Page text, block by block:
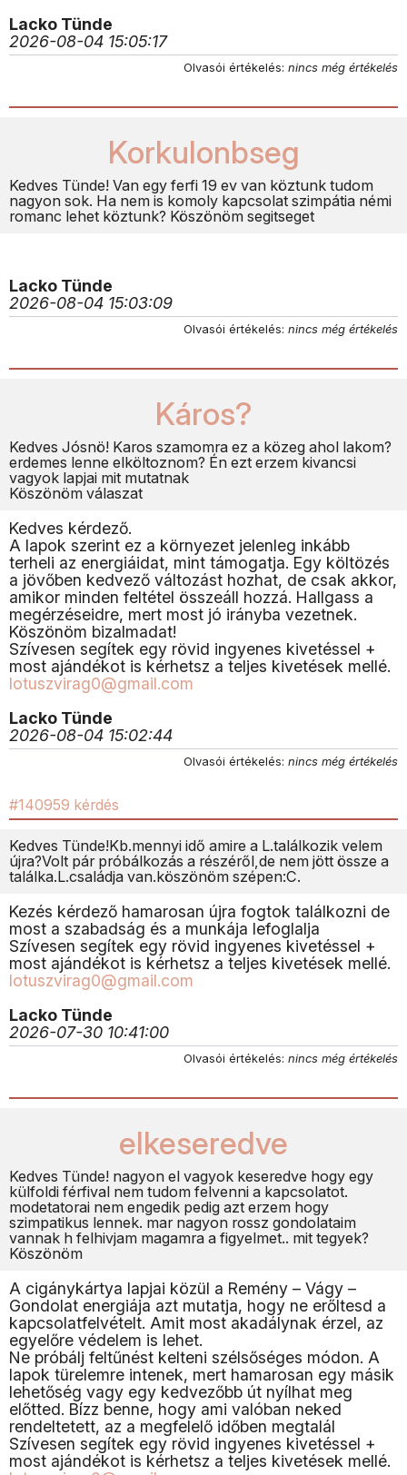
Lacko Tünde
2026-08-04 15:05:17
Olvasói értékelés: nincs még értékelés
Korkulonbseg
Kedves Tünde! Van egy ferfi 19 ev van köztunk tudom
nagyon sok. Ha nem is komoly kapcsolat szimpátia némi
romanc lehet köztunk? Köszönöm segitseget
Lacko Tünde
2026-08-04 15:03:09
Olvasói értékelés: nincs még értékelés
Káros?
Kedves Jósnö! Karos szamomra ez a közeg ahol lakom?
erdemes lenne elköltoznom? Én ezt erzem kivancsi
vagyok lapjai mit mutatnak
Köszönöm válaszat
Kedves kérdező.
A lapok szerint ez a környezet jelenleg inkább
terheli az energiáidat, mint támogatja. Egy költözés
a jövőben kedvező változást hozhat, de csak akkor,
amikor minden feltétel összeáll hozzá. Hallgass a
megérzéseidre, mert most jó irányba vezetnek.
Köszönöm bizalmadat!
Szívesen segítek egy rövid ingyenes kivetéssel +
most ajándékot is kérhetsz a teljes kivetések mellé.
lotuszvirag0@gmail.com
Lacko Tünde
2026-08-04 15:02:44
Olvasói értékelés: nincs még értékelés
#140959 kérdés
Kedves Tünde!Kb.mennyi idő amire a L.találkozik velem
újra?Volt pár próbálkozás a részéről,de nem jött össze a
találka.L.családja van.köszönöm szépen:C.
Kezés kérdező hamarosan újra fogtok találkozni de
most a szabadság és a munkája lefoglalja
Szívesen segítek egy rövid ingyenes kivetéssel +
most ajándékot is kérhetsz a teljes kivetések mellé.
lotuszvirag0@gmail.com
Lacko Tünde
2026-07-30 10:41:00
Olvasói értékelés: nincs még értékelés
elkeseredve
Kedves Tünde! nagyon el vagyok keseredve hogy egy
külfoldi férfival nem tudom felvenni a kapcsolatot.
modetatorai nem engedik pedig azt erzem hogy
szimpatikus lennek. mar nagyon rossz gondolataim
vannak h felhivjam magamra a figyelmet.. mit tegyek?
Köszönöm
A cigánykártya lapjai közül a Remény – Vágy –
Gondolat energiája azt mutatja, hogy ne erőltesd a
kapcsolatfelvételt. Amit most akadálynak érzel, az
egyelőre védelem is lehet.
Ne próbálj feltűnést kelteni szélsőséges módon. A
lapok türelemre intenek, mert hamarosan egy másik
lehetőség vagy egy kedvezőbb út nyílhat meg
előtted. Bízz benne, hogy ami valóban neked
rendeltetett, az a megfelelő időben megtalál
Szívesen segítek egy rövid ingyenes kivetéssel +
most ajándékot is kérhetsz a teljes kivetések mellé.